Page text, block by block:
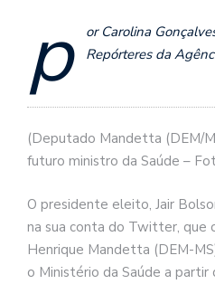
p
or Carolina
Repórteres da
(Deputado Mandetta (DEM/
futuro ministro da Saúde –
O presidente eleito, Jair
na sua conta do Twitter, que
Henrique Mandetta (DEM-
o Ministério da Saúde a partir